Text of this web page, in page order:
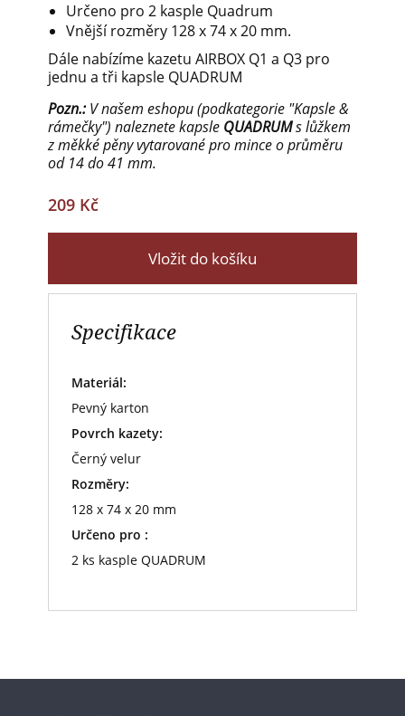
Určeno pro 2 kasple Quadrum
Vnější rozměry 128 x 74 x 20 mm.
Dále nabízíme kazetu AIRBOX Q1 a Q3 pro
jednu a tři kapsle QUADRUM
Pozn.:V našem eshopu (podkategorie "Kapsle &
rámečky") naleznete kapsle QUADRUMs lůžkem
z měkké pěny vytarované pro mince o průměru
od 14 do 41 mm.
209 Kč
Vložit do košíku
Specifikace
Materiál:
Pevný karton
Povrch kazety:
Černý velur
Rozměry:
128 x 74 x 20 mm
Určeno pro :
2 ks kasple QUADRUM